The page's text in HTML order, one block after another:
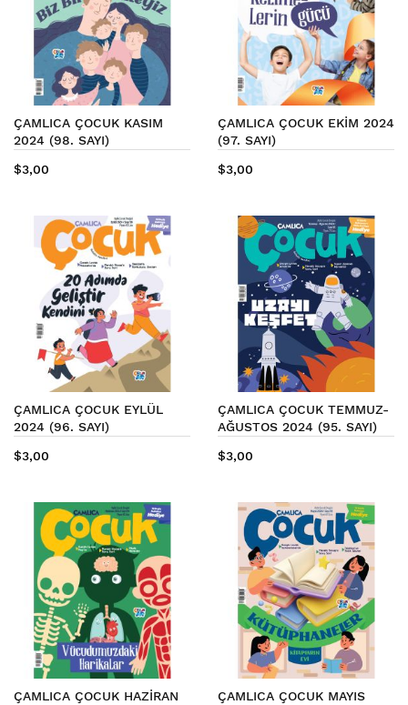
ÇAMLICA ÇOCUK KASIM
2024 (98. SAYI)
$3,00
ÇAMLICA ÇOCUK EKİM 2024
(97. SAYI)
$3,00
ÇAMLICA ÇOCUK EYLÜL
2024 (96. SAYI)
$3,00
ÇAMLICA ÇOCUK TEMMUZ-
AĞUSTOS 2024 (95. SAYI)
$3,00
ÇAMLICA ÇOCUK HAZİRAN
ÇAMLICA ÇOCUK MAYIS